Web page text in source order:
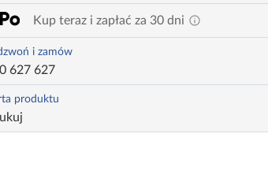
Kup teraz i zapłać za 30 dni
i zamów
627 627
produktu